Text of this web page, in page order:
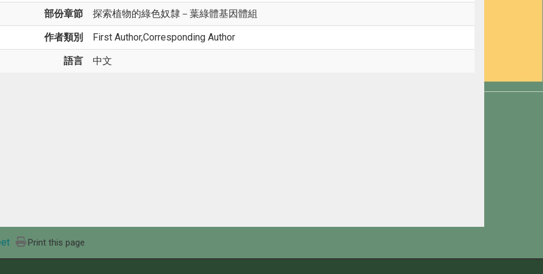
部份章節 探索植物的綠色奴隸－葉綠體基因體組
作者類別 First Author,Corresponding Author
語言 中文
Print this page